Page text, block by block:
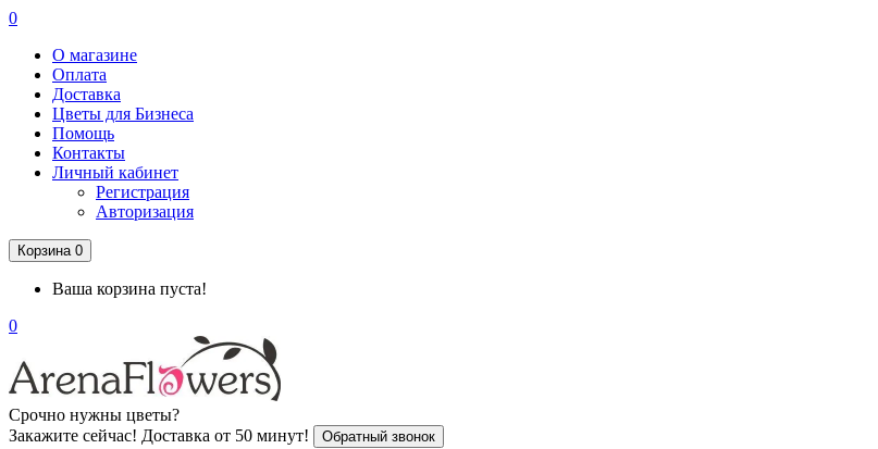
0
О магазине
Оплата
Доставка
Цветы для Бизнеса
Помощь
Контакты
Личный кабинет
Регистрация
Авторизация
Корзина 0
Ваша корзина пуста!
0
Срочно нужны цветы?
Закажите сейчас! Доставка от 50 минут!
Обратный звонок